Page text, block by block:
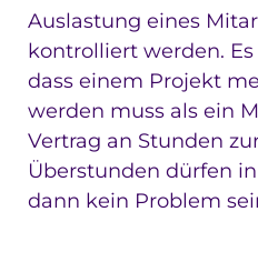
Auslastung eines
kontrolliert werden.
dass einem Projekt
werden muss als ein
Vertrag an Stunden
Überstunden dürfen
dann kein Problem